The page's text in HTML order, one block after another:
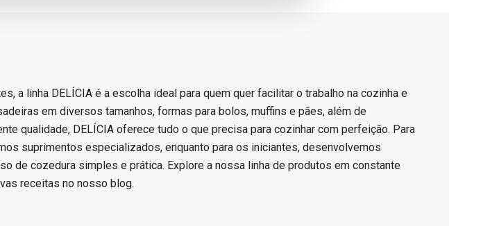
a linha DELÍCIA é a escolha ideal para quem quer facilitar o trabalho na cozinha e
em diversos tamanhos, formas para bolos, muffins e pães, além de
qualidade, DELÍCIA oferece tudo o que precisa para cozinhar com perfeição. Para
suprimentos especializados, enquanto para os iniciantes, desenvolvemos
de cozedura simples e prática. Explore a nossa linha de produtos em constante
receitas no nosso blog.